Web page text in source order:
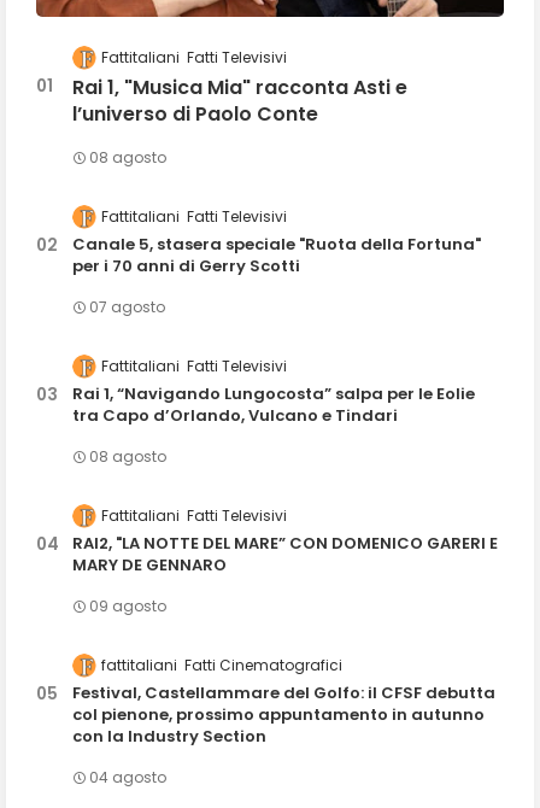
Fattitaliani Fatti Televisivi
Rai 1, "Musica Mia" racconta Asti e
l’universo di Paolo Conte
08 agosto
Fattitaliani Fatti Televisivi
Canale 5, stasera speciale "Ruota della Fortuna"
per i 70 anni di Gerry Scotti
07 agosto
Fattitaliani Fatti Televisivi
Rai 1, “Navigando Lungocosta” salpa per le Eolie
tra Capo d’Orlando, Vulcano e Tindari
08 agosto
Fattitaliani Fatti Televisivi
RAI2, "LA NOTTE DEL MARE” CON DOMENICO GARERI E
MARY DE GENNARO
09 agosto
fattitaliani Fatti Cinematografici
Festival, Castellammare del Golfo: il CFSF debutta
col pienone, prossimo appuntamento in autunno
con la Industry Section
04 agosto